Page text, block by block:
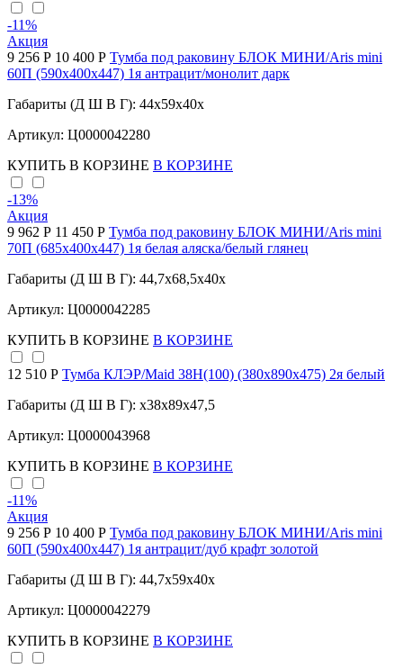
-11%
Акция
9 256 Р 10 400 Р Тумба под раковину БЛОК МИНИ/Aris mini
60П (590х400х447) 1я антрацит/монолит дарк
Габариты (Д Ш В Г): 44x59x40x
Артикул: Ц0000042280
КУПИТЬ В КОРЗИНЕ В КОРЗИНЕ
-13%
Акция
9 962 Р 11 450 Р Тумба под раковину БЛОК МИНИ/Aris mini
70П (685х400х447) 1я белая аляска/белый глянец
Габариты (Д Ш В Г): 44,7x68,5x40x
Артикул: Ц0000042285
КУПИТЬ В КОРЗИНЕ В КОРЗИНЕ
12 510 Р Тумба КЛЭР/Maid 38Н(100) (380х890х475) 2я белый
Габариты (Д Ш В Г): x38x89x47,5
Артикул: Ц0000043968
КУПИТЬ В КОРЗИНЕ В КОРЗИНЕ
-11%
Акция
9 256 Р 10 400 Р Тумба под раковину БЛОК МИНИ/Aris mini
60П (590х400х447) 1я антрацит/дуб крафт золотой
Габариты (Д Ш В Г): 44,7x59x40x
Артикул: Ц0000042279
КУПИТЬ В КОРЗИНЕ В КОРЗИНЕ